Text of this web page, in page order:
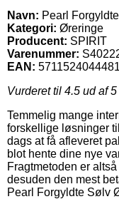
Navn: Pearl
Kategori: Øreringe
Producent: SPIRIT
Varenummer:
EAN: 5711524044481
Vurderet til 4.5 ud af
Temmelig mange
forskellige løsninger
dags at få afleveret
blot hente dine nye
Fragtmetoden er
desuden den mest
Pearl Forgyldte Sølv